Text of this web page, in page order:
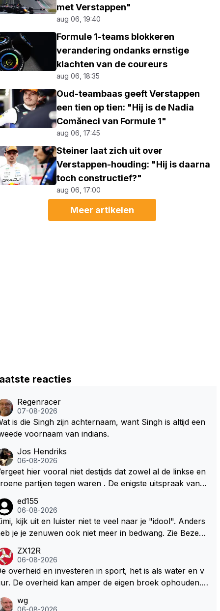
met Verstappen"
aug 06, 19:40
Formule 1-teams blokkeren
verandering ondanks ernstige
klachten van de coureurs
aug 06, 18:35
Oud-teambaas geeft Verstappen
een tien op tien: "Hij is de Nadia
Comăneci van Formule 1"
aug 06, 17:45
Steiner laat zich uit over
Verstappen-houding: "Hij is daarna
toch constructief?"
aug 06, 17:00
Meer artikelen
reacties
Regenracer
07-08-2026
is die Singh zijn achternaam, want Singh is altijd een
voornaam van indians.
Jos Hendriks
06-08-2026
hier vooral niet destijds dat zowel al de linkse en
partijen tegen waren . De enigste uitspraak van e
ze hun eigen uitlaat gassen inademen maar niet wet
was dat de F1 motor schoner is dan een normale a
Dus denk echt niet dat deze groene/wollen regering
ed155
06-08-2026
kijk uit en luister niet te veel naar je "idool". Anders
je je zenuwen ook niet meer in bedwang. Zie Bezech
Veel gezelliger
ZX12R
06-08-2026
overheid en investeren in sport, het is als water en v
De overheid kan amper de eigen broek ophouden.
het best vergelijken met de sheriff van Nottinghem
wg
06-08-2026